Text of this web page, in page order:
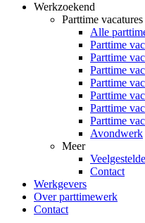
Werkzoekend
Parttime vacatures
Alle
Parttime
Parttime
Parttime
Parttime
Parttime
Parttime
Parttime
Avondwerk
Meer
Contact
Werkgevers
Over parttimewerk
Contact